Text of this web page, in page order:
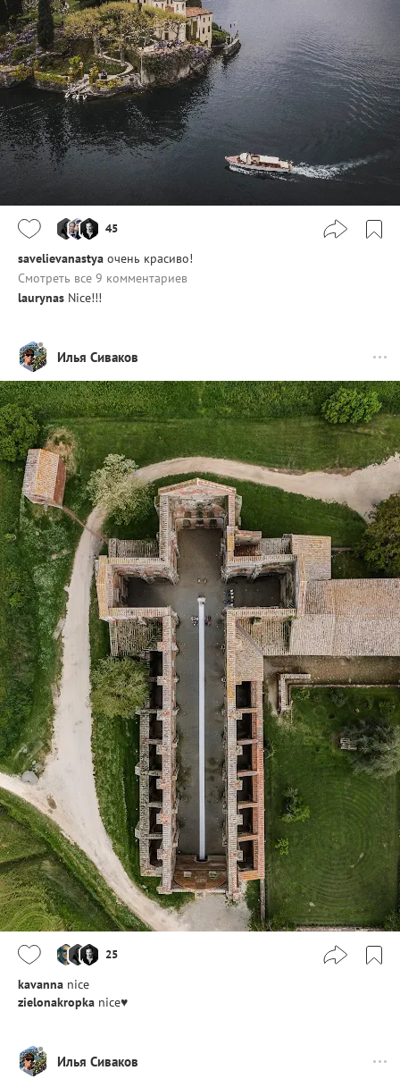
45
savelievanastya очень красиво!
Смотреть все 9 комментариев
laurynas Nice!!!
Илья Сиваков
25
kavanna nice
zielonakropka nice♥
Илья Сиваков